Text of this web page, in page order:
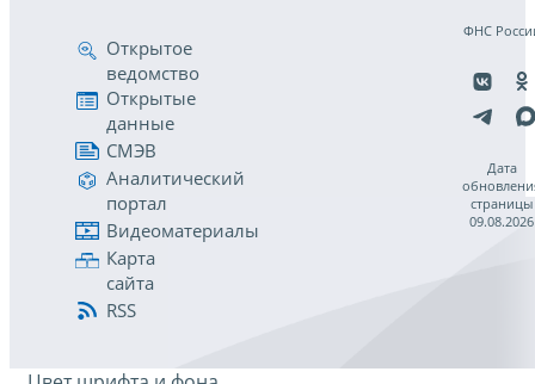
Открытое
ведомство
Открытые
данные
СМЭВ
Аналитический
портал
Видеоматериалы
Карта
сайта
RSS
ФНС
Дата
страницы
09.08.2026